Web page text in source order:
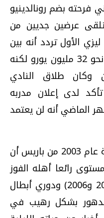
فرحته بضم رونالدينيو
(28 عاما) تلقى عرضين جديين من
الأول تردد أنه بين
15 و20 مليون يورو والثاني نحو 32 مليون يورو لكنه
وكان طلاق النادي
لدى إعلان مدربه
الماضي أنه لن يعتمد
ووصل رونالدينيو الى برشلونة عام 2003 من باريس أن
رائعا أهله الفوز
بالدوري الإسباني مرتين (2005 و2006) ودوري أبطال
تدهور بشكل رهيب في